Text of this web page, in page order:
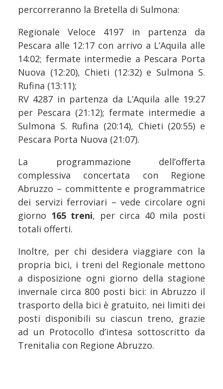
percorreranno la Bretella di Sulmona:
Regionale Veloce 4197 in partenza da
Pescara alle 12:17 con arrivo a L’Aquila alle
14:02; fermate intermedie a Pescara Porta
Nuova (12:20), Chieti (12:32) e Sulmona S.
Rufina (13:11);
RV 4287 in partenza da L’Aquila alle 19:27
per Pescara (21:12); fermate intermedie a
Sulmona S. Rufina (20:14), Chieti (20:55) e
Pescara Porta Nuova (21:07).
La programmazione dell’offerta
complessiva concertata con Regione
Abruzzo – committente e programmatrice
dei servizi ferroviari – vede circolare ogni
giorno 165 treni, per circa 40 mila posti
totali offerti.
Inoltre, per chi desidera viaggiare con la
propria bici, i treni del Regionale mettono
a disposizione ogni giorno della stagione
invernale circa 800 posti bici: in Abruzzo il
trasporto della bici è gratuito, nei limiti dei
posti disponibili su ciascun treno, grazie
ad un Protocollo d’intesa sottoscritto da
Trenitalia con Regione Abruzzo.